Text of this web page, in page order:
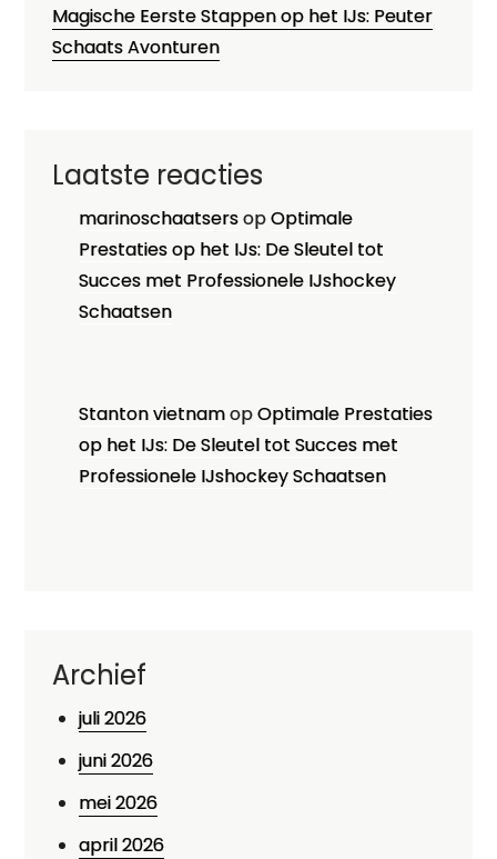
Magische Eerste Stappen op het IJs: Peuter
Schaats Avonturen
Laatste reacties
marinoschaatsersopOptimale
Prestaties op het IJs: De Sleutel tot
Succes met Professionele IJshockey
Schaatsen
Stanton vietnamopOptimale Prestaties
op het IJs: De Sleutel tot Succes met
Professionele IJshockey Schaatsen
Archief
juli 2026
juni 2026
mei 2026
april 2026